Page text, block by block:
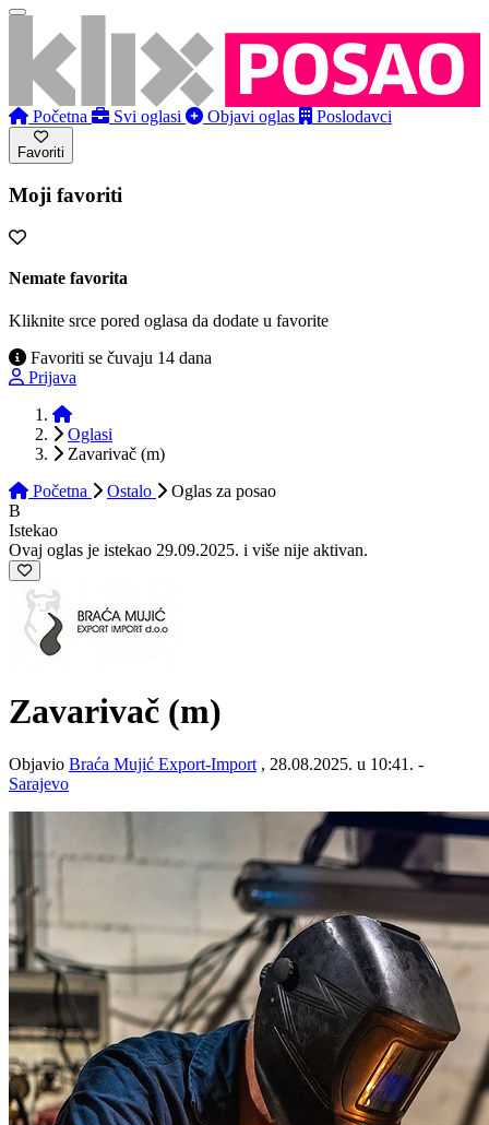
Početna Svi oglasi Objavi oglas Poslodavci
Favoriti
Moji favoriti
Nemate favorita
Kliknite srce pored oglasa da dodate u favorite
Favoriti se čuvaju 14 dana
Prijava
Početna
Oglasi
Zavarivač (m)
Početna
Ostalo Oglas za posao
B
Istekao
Ovaj oglas je istekao 29.09.2025. i više nije aktivan.
Zavarivač (m)
Objavio Braća Mujić Export-Import , 28.08.2025. u 10:41. -
Sarajevo